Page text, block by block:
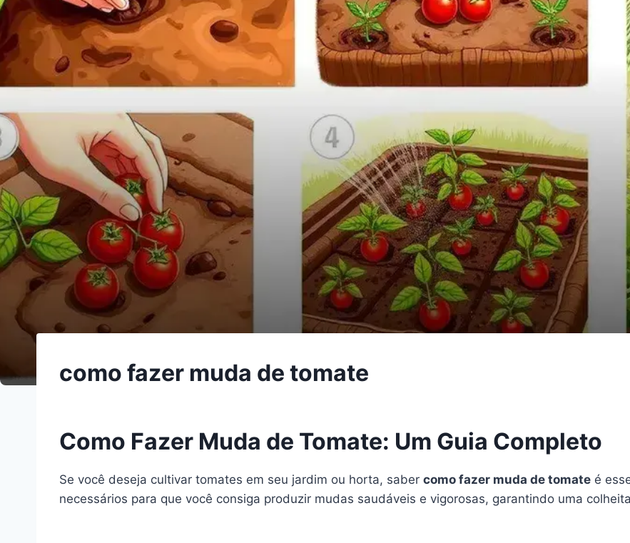
como fazer muda de tomate
Como Fazer Muda de Tomate: Um Guia Completo
Se você deseja cultivar tomates em seu jardim ou horta, saber como fazer muda de tomate é
necessários para que você consiga produzir mudas saudáveis e vigorosas, garantindo uma